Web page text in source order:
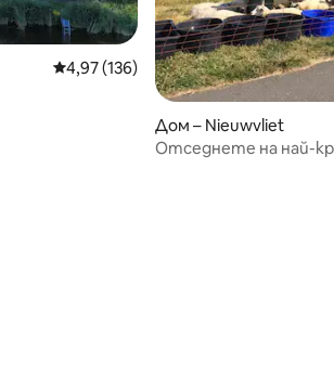
Средна оценка: 4,97 от 5, 136
4,97 (136)
Дом – Nieuwvliet
Отседнете на най-